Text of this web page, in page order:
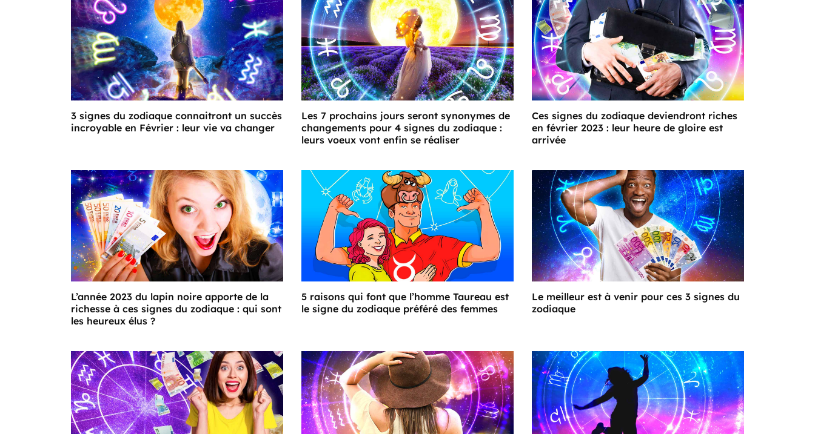
3 signes du zodiaque connaitront un succès
incroyable en Février : leur vie va changer
Les 7 prochains jours seront synonymes de
changements pour 4 signes du zodiaque :
leurs voeux vont enfin se réaliser
Ces signes du zodiaque deviendront riches
en février 2023 : leur heure de gloire est
arrivée
L’année 2023 du lapin noire apporte de la
richesse à ces signes du zodiaque : qui sont
les heureux élus ?
5 raisons qui font que l’homme Taureau est
le signe du zodiaque préféré des femmes
Le meilleur est à venir pour ces 3 signes du
zodiaque